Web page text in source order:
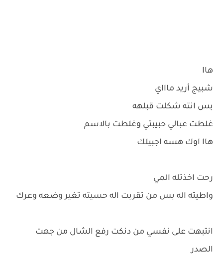
هاا
شبيج أريد ماااي
بس انته شكلت قبلهه
غلطت عبالي حبيبتي وغلطت بالاسم
هاا اوك هسه اجبيلك
رحت اخذتله المي
واطيته اله بس من تقربت اله حسيته تغير وضعه وعرك
انتبهت على نفسي من دنكت رفع الشال من جهت
الصدر